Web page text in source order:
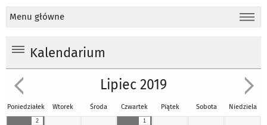
Menu główne
Kalendarium
Lipiec 2019
Poniedziałek Wtorek Środa Czwartek Piątek Sobota Niedziela
2 1